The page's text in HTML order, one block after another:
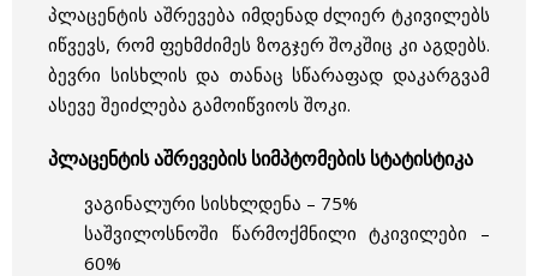
პლაცენტის აშრევება იმდენად ძლიერ ტკივილებს
იწვევს, რომ ფეხმძიმეს ზოგჯერ შოკშიც კი აგდებს.
ბევრი სისხლის და თანაც სწარაფად დაკარგვამ
ასევე შეიძლება გამოიწვიოს შოკი.
პლაცენტის აშრევების სიმპტომების სტატისტიკა
ვაგინალური სისხლდენა – 75%
საშვილოსნოში წარმოქმნილი ტკივილები –
60%